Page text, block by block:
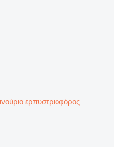
ερπυστριοφόρος